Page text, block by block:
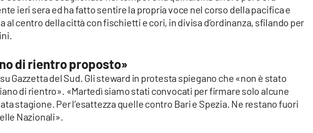
ieri sera ed ha fatto sentire la propria voce nel corso della pacifica e
al centro della città con fischietti e cori, in divisa d’ordinanza, sfilando per
di rientro proposto»
Gazzetta del Sud. Gli steward in protesta spiegano che «non è stato
di rientro». «Martedì siamo stati convocati per firmare solo alcune
stagione. Per l’esattezza quelle contro Bari e Spezia. Ne restano fuori
Nazionali».